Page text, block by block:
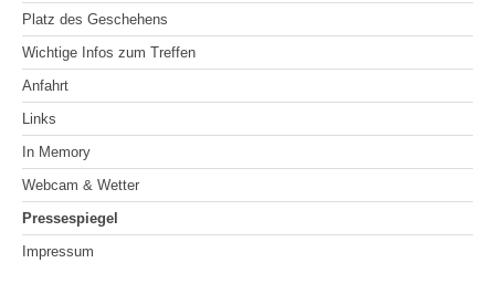
Platz des Geschehens
Wichtige Infos zum Treffen
Anfahrt
Links
In Memory
Webcam & Wetter
Pressespiegel
Impressum